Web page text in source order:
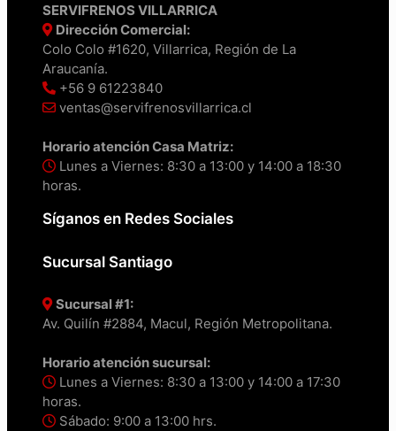
SERVIFRENOS VILLARRICA
Dirección Comercial:
Colo Colo #1620, Villarrica, Región de La
Araucanía.
+56 9 61223840
ventas@servifrenosvillarrica.cl
Horario atención Casa Matriz:
Lunes a Viernes: 8:30 a 13:00 y 14:00 a 18:30
horas.
Síganos en Redes Sociales
Sucursal Santiago
Sucursal #1:
Av. Quilín #2884, Macul, Región Metropolitana.
Horario atención sucursal:
Lunes a Viernes: 8:30 a 13:00 y 14:00 a 17:30
horas.
Sábado: 9:00 a 13:00 hrs.